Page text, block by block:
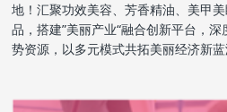
地！汇聚功效美容、芳香精油、美甲
品，搭建”美丽产业“融合创新平台，
势资源，以多元模式共拓美丽经济新